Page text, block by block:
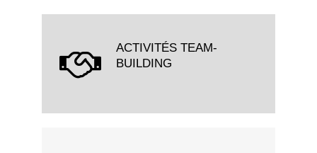
ACTIVITÉS TEAM-
BUILDING